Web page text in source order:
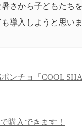
さから子どもたち
導入しようと思いま
ンチョ「COOL
購入できます！